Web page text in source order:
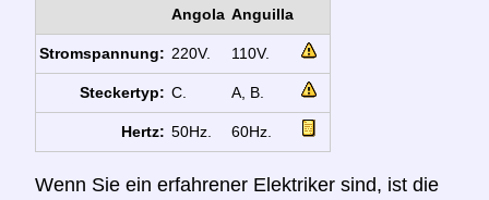
Angola Anguilla
Stromspannung: 220V. 110V.
Steckertyp: C. A, B.
Hertz: 50Hz. 60Hz.
Wenn Sie ein erfahrener Elektriker sind, ist die